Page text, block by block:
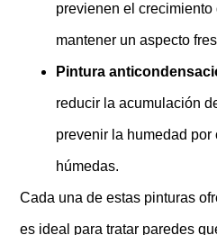
previenen el
mantener un aspecto
Pintura
reducir la acumulación
prevenir la humedad
húmedas.
Cada una de estas pinturas
es ideal para tratar paredes